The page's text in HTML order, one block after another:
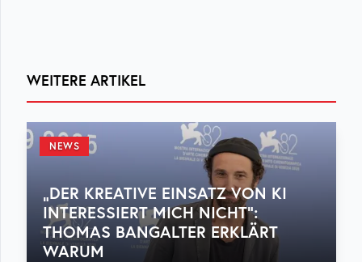
WEITERE ARTIKEL
NEWS
„DER KREATIVE EINSATZ VON KI
INTERESSIERT MICH NICHT“:
THOMAS BANGALTER ERKLÄRT
WARUM